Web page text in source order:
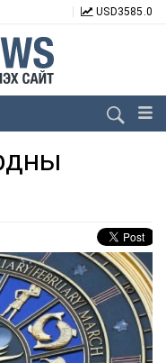
USD3585.0